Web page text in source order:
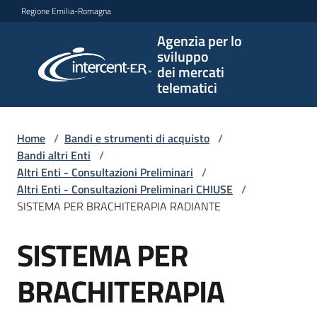
Vai al contenuto
Vai alla navigazione
Vai al footer
Regione Emilia-Romagna
Agenzia per lo
sviluppo
dei mercati
telematici
per lo
sviluppo
telematici
L'Agenzia
Bandi
strumenti
Home / Bandi e strumenti di acquisto /
Bandi altri Enti /
Altri Enti - Consultazioni Preliminari /
Altri Enti - Consultazioni Preliminari CHIUSE /
SISTEMA PER BRACHITERAPIA RADIANTE
Salta al contenuto
SISTEMA PER
BRACHITERAPIA